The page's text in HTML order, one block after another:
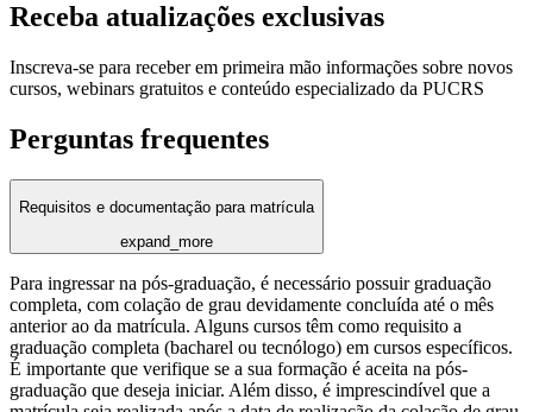
Receba atualizações exclusivas
Inscreva-se para receber em primeira mão informações sobre novos
cursos, webinars gratuitos e conteúdo especializado da PUCRS
Perguntas frequentes
Requisitos e documentação para matrícula
expand_more
Para ingressar na pós-graduação, é necessário possuir graduação
completa, com colação de grau devidamente concluída até o mês
anterior ao da matrícula. Alguns cursos têm como requisito a
graduação completa (bacharel ou tecnólogo) em cursos específicos.
É importante que verifique se a sua formação é aceita na pós-
graduação que deseja iniciar. Além disso, é imprescindível que a